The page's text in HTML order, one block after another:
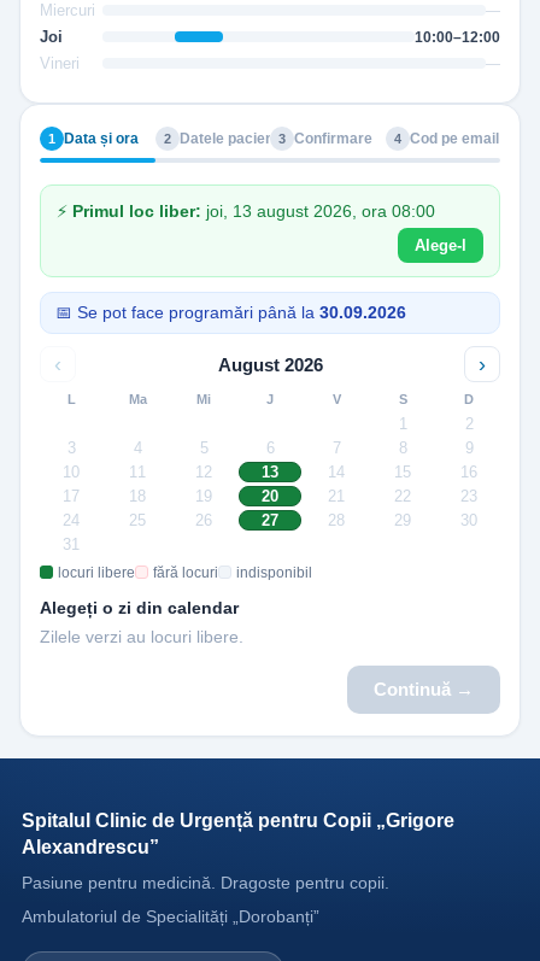
Miercuri —
Joi 10:00–12:00
Vineri —
1 Data și ora 2 Datele pacientului
3 Confirmare 4 Cod pe email
⚡ Primul loc liber: joi, 13 august 2026, ora 08:00
Alege-l
📅 Se pot face programări până la 30.09.2026
‹ August 2026 ›
L Ma Mi J V S D
1
2
3
4 5 6 7 8
9
10
11 12 13 14 15
16
17
18 19 20 21 22
23
24
25 26 27 28 29
30
31
locuri libere fără locuri indisponibil
Alegeți o zi din calendar
Zilele verzi au locuri libere.
Continuă →
Spitalul Clinic de Urgență pentru Copii „Grigore
Alexandrescu”
Pasiune pentru medicină. Dragoste pentru copii.
Ambulatoriul de Specialități „Dorobanți”